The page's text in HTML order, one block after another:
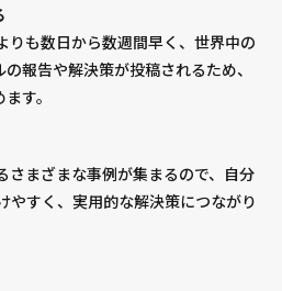
も数日から数週間早く、世界中の
報告や解決策が投稿されるため、
す。
まざまな事例が集まるので、自分
やすく、実用的な解決策につながり